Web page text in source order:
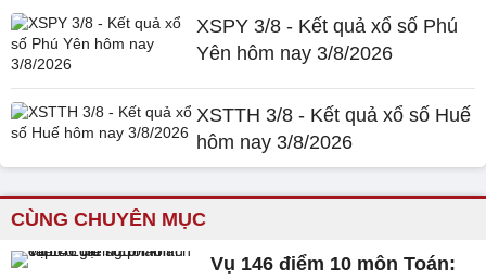
XSPY 3/8 - Kết quả xổ số Phú
Yên hôm nay 3/8/2026
XSTTH 3/8 - Kết quả xổ số Huế
hôm nay 3/8/2026
CÙNG CHUYÊN MỤC
Vụ 146 điểm 10 môn Toán: